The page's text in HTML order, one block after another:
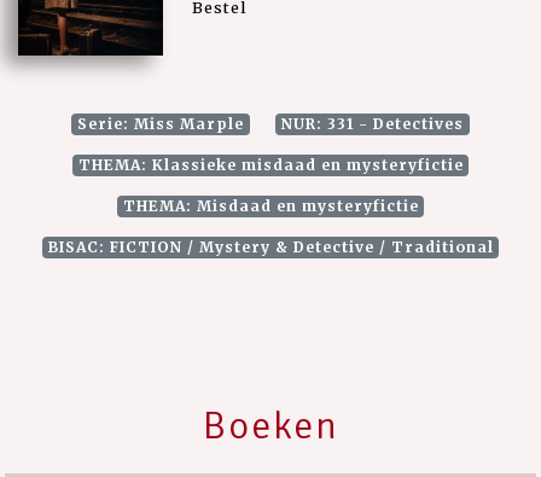
Bestel
Serie: Miss Marple NUR: 331 - Detectives
THEMA: Klassieke misdaad en mysteryfictie
THEMA: Misdaad en mysteryfictie
BISAC: FICTION / Mystery & Detective / Traditional
Boeken